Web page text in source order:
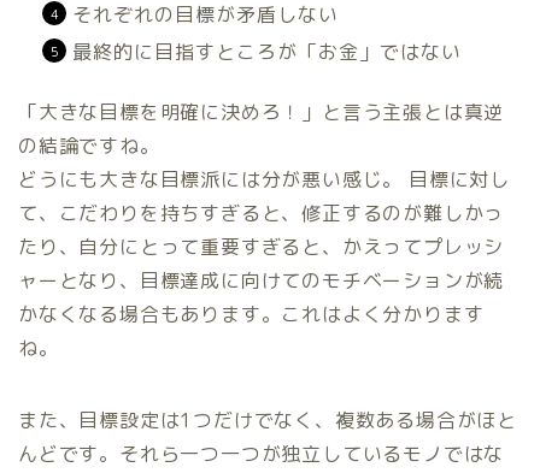
それぞれの目標が矛盾しない
最終的に目指すところが「お金」ではない
「大きな目標を明確に決めろ！」と言う主張とは真逆
の結論ですね。
どうにも大きな目標派には分が悪い感じ。 目標に対し
て、こだわりを持ちすぎると、修正するのが難しかっ
たり、自分にとって重要すぎると、かえってプレッシ
ャーとなり、目標達成に向けてのモチベーションが続
かなくなる場合もあります。これはよく分かります
ね。
また、目標設定は1つだけでなく、複数ある場合がほと
んどです。それら一つ一つが独立しているモノではな